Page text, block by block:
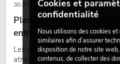
30.07.2026
Plantes artificielles
entre sécurité et design
Les plantes donnent vie aux
atmosphère agréable,
Cookies et
confidentialité
Nous utilisons des cookies
similaires afin d’assurer
disposition de notre site
contenus, de collecter des